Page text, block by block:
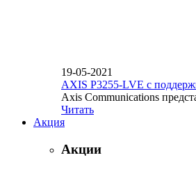
19-05-2021
AXIS P3255-LVE с
Axis Communications
Читать
Акция
Акции